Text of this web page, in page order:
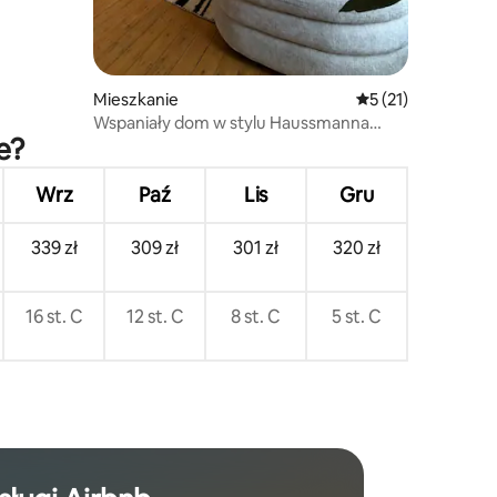
Mieszkanie Średnia ocena: 5
5 (21)
Wspaniały dom w stylu Haussmanna
Wrz Paź Lis Gru
339 zł 309 zł 301 zł 320 zł
16 st. C 12 st. C 8 st. C 5 st. C